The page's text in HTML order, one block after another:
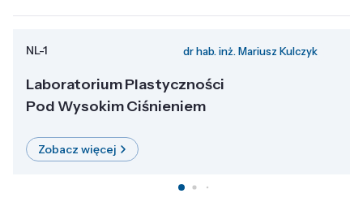
NL-1 dr hab. inż. Mariusz Kulczyk
Laboratorium Plastyczności
Pod Wysokim Ciśnieniem
Zobacz więcej